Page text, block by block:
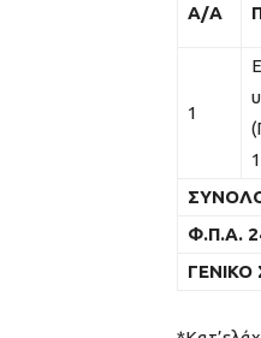
Α/Α
1
Φ.Π.Α.